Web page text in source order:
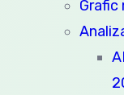
Grafic